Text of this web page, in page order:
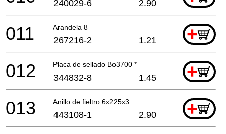
240029-6 2.90
Arandela 8 +
011 267216-2 1.21
Placa de sellado Bo3700 * +
012 344832-8 1.45
Anillo de fieltro 6x225x3 +
013 443108-1 2.90